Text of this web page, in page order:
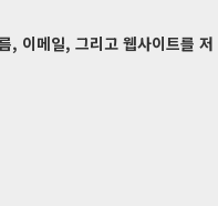
, 이메일, 그리고 웹사이트를 저